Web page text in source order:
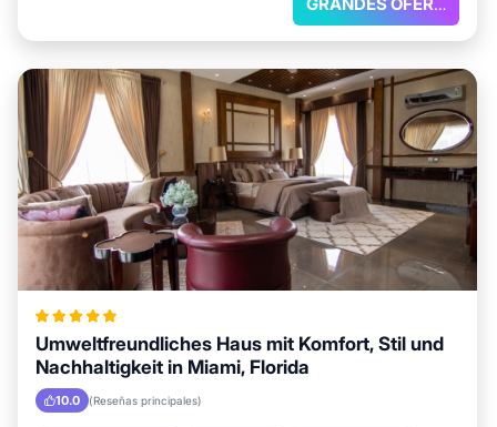
GRANDES OFERTAS
Umweltfreundliches Haus mit Komfort, Stil und
Nachhaltigkeit in Miami, Florida
10.0 (Reseñas principales)